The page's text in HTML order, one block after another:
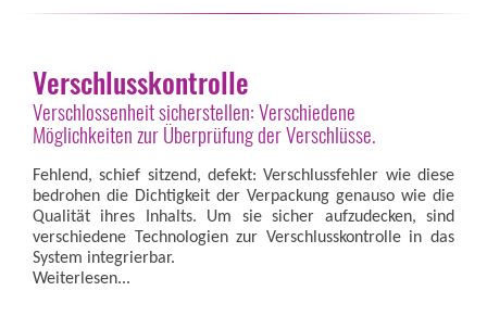
Verschlusskontrolle
Verschlossenheit sicherstellen: Verschiedene
Möglichkeiten zur Überprüfung der Verschlüsse.
Fehlend, schief sitzend, defekt: Verschlussfehler wie diese
bedrohen die Dichtigkeit der Verpackung genauso wie die
Qualität ihres Inhalts. Um sie sicher aufzudecken, sind
verschiedene Technologien zur Verschlusskontrolle in das
System integrierbar.
Weiterlesen...